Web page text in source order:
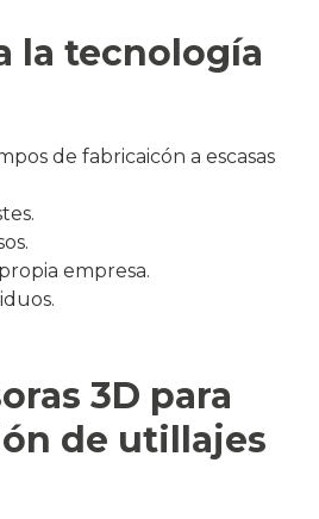
la tecnología
de fabricaicón a escasas
empresa.
3D para
de utillajes